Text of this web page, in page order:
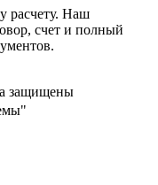
расчету. Наш
счет и полный
защищены